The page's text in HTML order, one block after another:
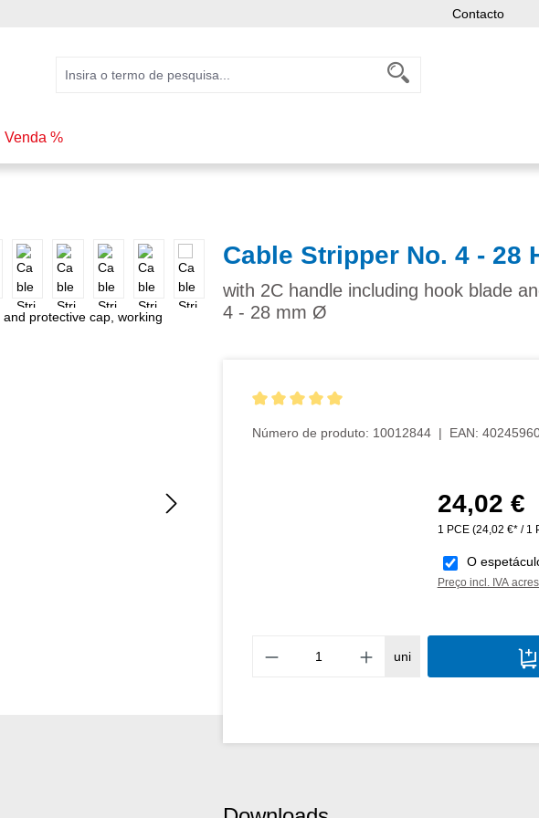
Contacto
Venda %
Cable Stripper No. 4 - 28
with 2C handle including hook blade
4 - 28 mm Ø
Número de produto: 10012844 | EAN:
Preço normal:
24,02 €
1 PCE (24,02 €* / 1
O
Preço incl. IVA
uni